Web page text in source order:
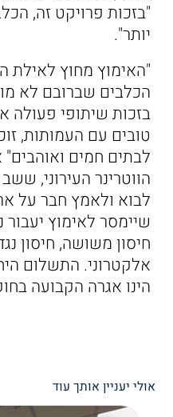
"בזכות פרויקט זה,
יותר".
"האימוץ מחוץ לאילת
הכלבים שברובם לא
בזכות שיתופי פעולה
טובים עם העמותות,
לבתים חמים
הווטרינר העירוני,
לבוא ולאמץ חבר על
שיימסר לאימוץ יעבור
חיסון משושה, חיסון
אלקטרוני. התשלום
הינו אגרה הקבועה בחוק
אולי יעניין אותך עוד